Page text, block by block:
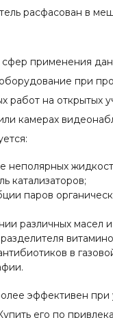
расфасован в
применения
при
работ на открытых
камерах
неполярных
катализаторов;
паров
различных масел
в
эффективен при
его по